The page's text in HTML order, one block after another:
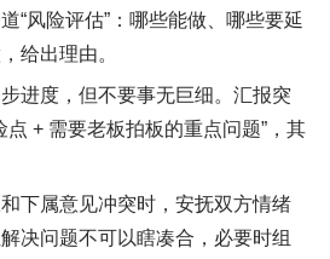
“风险评估”：哪些能做、哪些要延
给出理由。
进度，但不要事无巨细。汇报突
点 + 需要老板拍板的重点问题”，其
下属意见冲突时，安抚双方情绪
决问题不可以瞎凑合，必要时组